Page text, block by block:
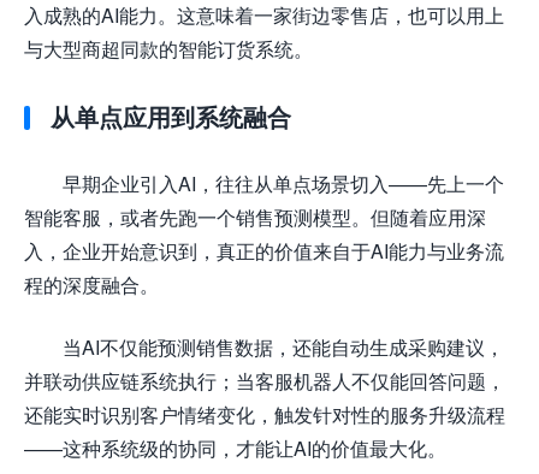
入成熟的AI能力。这意味着一家街边零售店，也可以用上
与大型商超同款的智能订货系统。
从单点应用到系统融合
早期企业引入AI，往往从单点场景切入——先上一个
智能客服，或者先跑一个销售预测模型。但随着应用深
入，企业开始意识到，真正的价值来自于AI能力与业务流
程的深度融合。
当AI不仅能预测销售数据，还能自动生成采购建议，
并联动供应链系统执行；当客服机器人不仅能回答问题，
还能实时识别客户情绪变化，触发针对性的服务升级流程
——这种系统级的协同，才能让AI的价值最大化。